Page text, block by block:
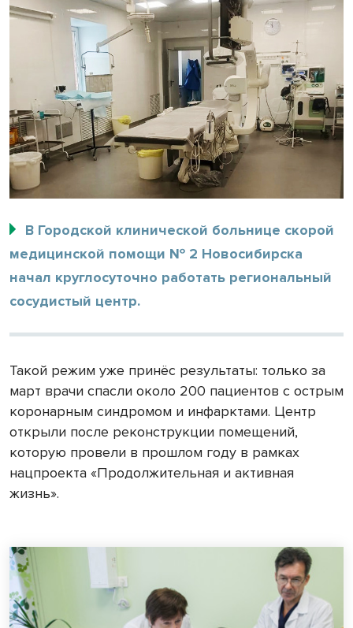
В Городской клинической больнице скорой
медицинской помощи № 2 Новосибирска
начал круглосуточно работать региональный
сосудистый центр.
Такой режим уже принёс результаты: только за
март врачи спасли около 200 пациентов с острым
коронарным синдромом и инфарктами. Центр
открыли после реконструкции помещений,
которую провели в прошлом году в рамках
нацпроекта «Продолжительная и активная
жизнь».